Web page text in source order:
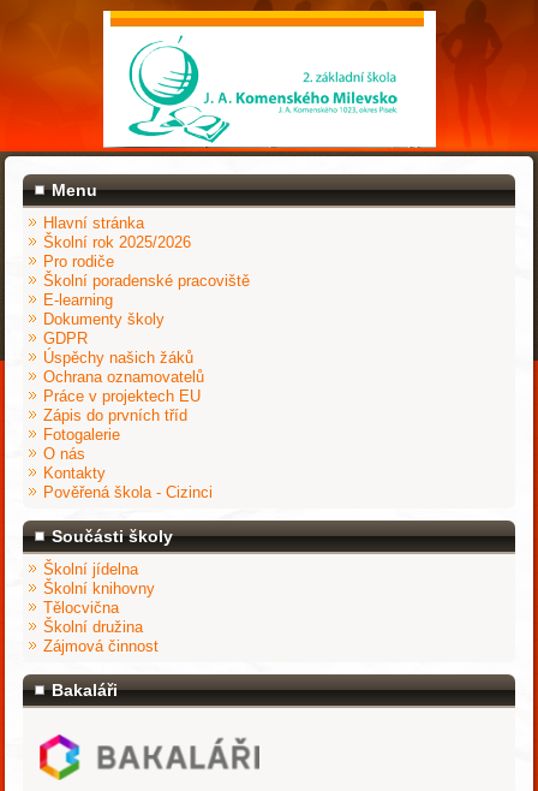
Menu
Hlavní stránka
Školní rok 2025/2026
Pro rodiče
Školní poradenské pracoviště
E-learning
Dokumenty školy
GDPR
Úspěchy našich žáků
Ochrana oznamovatelů
Práce v projektech EU
Zápis do prvních tříd
Fotogalerie
O nás
Kontakty
Pověřená škola - Cizinci
Součásti školy
Školní jídelna
Školní knihovny
Tělocvična
Školní družina
Zájmová činnost
Bakaláři